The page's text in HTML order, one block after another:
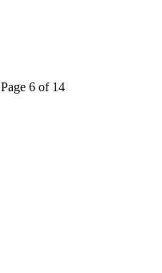
Page 6 of 14